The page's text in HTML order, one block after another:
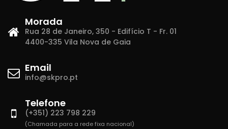
Morada
Rua 28 de Janeiro, 350 - Edifício T - Fr. 01
4400-335 Vila Nova de Gaia
Email
info@skpro.pt
Telefone
(+351) 223 798 229
(Chamada para a rede fixa nacional)